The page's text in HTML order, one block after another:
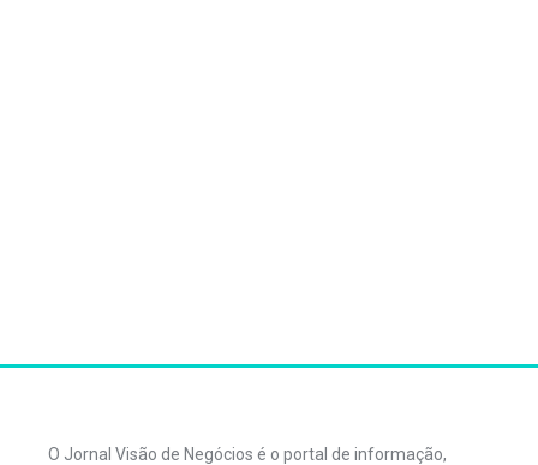
O Jornal Visão de Negócios é o portal de informação,